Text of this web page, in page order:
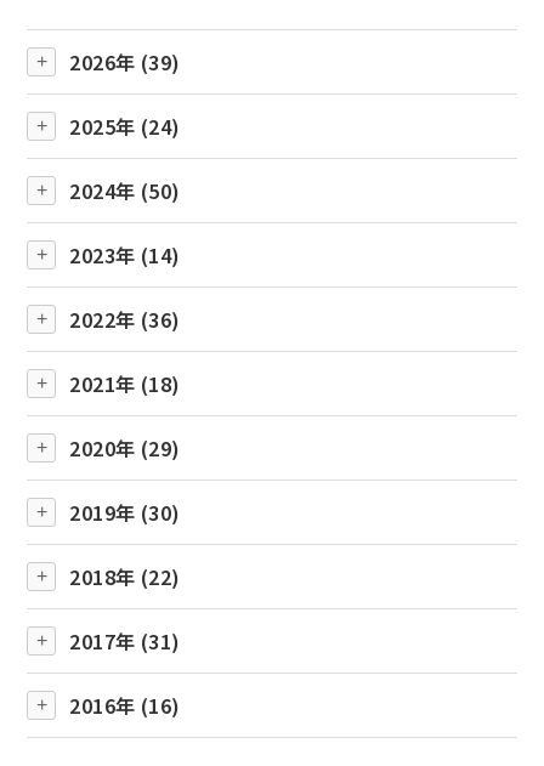
2026年 (39)
2025年 (24)
2024年 (50)
2023年 (14)
2022年 (36)
2021年 (18)
2020年 (29)
2019年 (30)
2018年 (22)
2017年 (31)
2016年 (16)